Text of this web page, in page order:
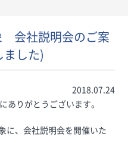
会社説明会のご案
した)
2018.07.24
ありがとうございます。
に、会社説明会を開催いた